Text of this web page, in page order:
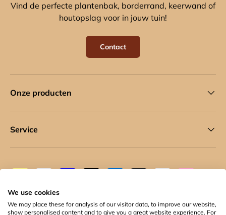
Vind de perfecte plantenbak, borderrand, keerwand of
houtopslag voor in jouw tuin!
Contact
Onze producten
Service
We use cookies
We may place these for analysis of our visitor data, to improve our website,
show personalised content and to give you a great website experience. For